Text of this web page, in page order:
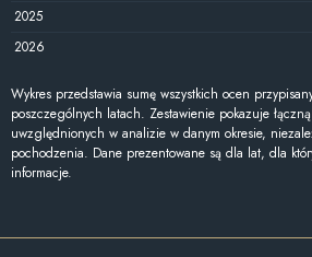
2025
2026
Wykres przedstawia sumę wszystkich ocen
poszczególnych latach. Zestawienie pokazuje
uwzględnionych w analizie w danym okresie,
pochodzenia. Dane prezentowane są dla lat, dla
informacje.